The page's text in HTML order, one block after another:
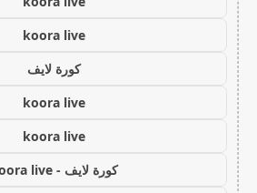
koora live
كورة لايف
koora live
koora live
كورة لايف - koora live